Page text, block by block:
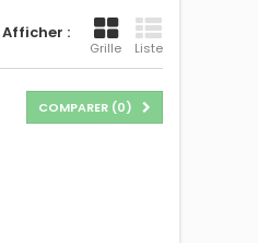
Afficher :
Grille Liste
COMPARER (0)